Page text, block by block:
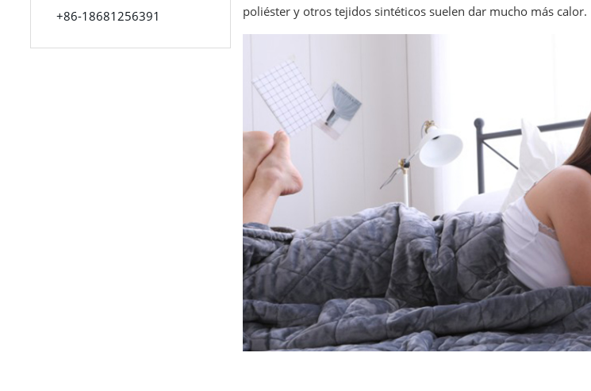
+86-18681256391
poliéster y otros tejidos sintéticos suelen dar mucho más calor.